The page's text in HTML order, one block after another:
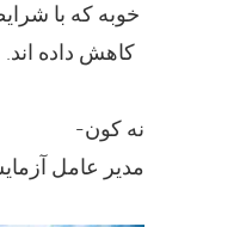
خوبه که با
کاهش داده
-نه کون
مدیر عامل